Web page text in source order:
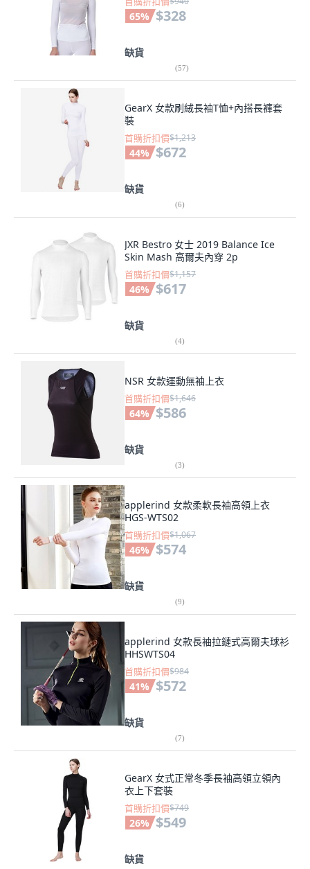
65% $328
缺貨
(57)
GearX 女款刷絨長袖T恤+內搭長褲套
裝
首購折扣價$1,213
44% $672
缺貨
(6)
JXR Bestro 女士 2019 Balance Ice
Skin Mash 高爾夫內穿 2p
首購折扣價$1,157
46% $617
缺貨
(4)
NSR 女款運動無袖上衣
首購折扣價$1,646
64% $586
缺貨
(3)
applerind 女款柔軟長袖高領上衣
HGS-WTS02
首購折扣價$1,067
46% $574
缺貨
(9)
applerind 女款長袖拉鏈式高爾夫球衫
HHSWTS04
首購折扣價$984
41% $572
缺貨
(7)
GearX 女式正常冬季長袖高領立領內
衣上下套裝
首購折扣價$749
26% $549
缺貨